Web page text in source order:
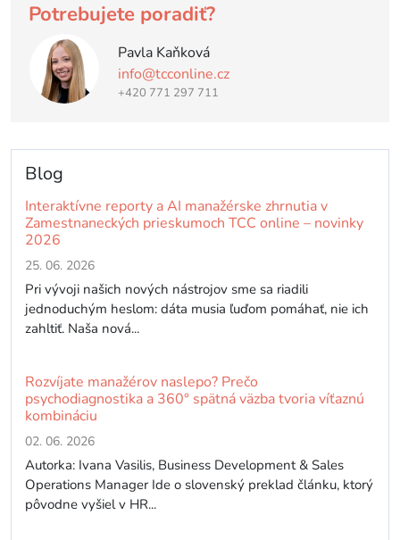
Potrebujete poradiť?
Pavla Kaňková
info@tcconline.cz
+420 771 297 711
Blog
Interaktívne reporty a AI manažérske zhrnutia v
Zamestnaneckých prieskumoch TCC online – novinky
2026
25. 06. 2026
Pri vývoji našich nových nástrojov sme sa riadili
jednoduchým heslom: dáta musia ľuďom pomáhať, nie ich
zahltiť. Naša nová...
Rozvíjate manažérov naslepo? Prečo
psychodiagnostika a 360° spätná väzba tvoria víťaznú
kombináciu
02. 06. 2026
Autorka: Ivana Vasilis, Business Development & Sales
Operations Manager Ide o slovenský preklad článku, ktorý
pôvodne vyšiel v HR...